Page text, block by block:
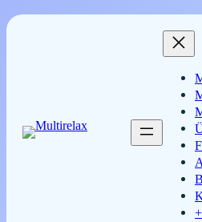
Ugrás
a